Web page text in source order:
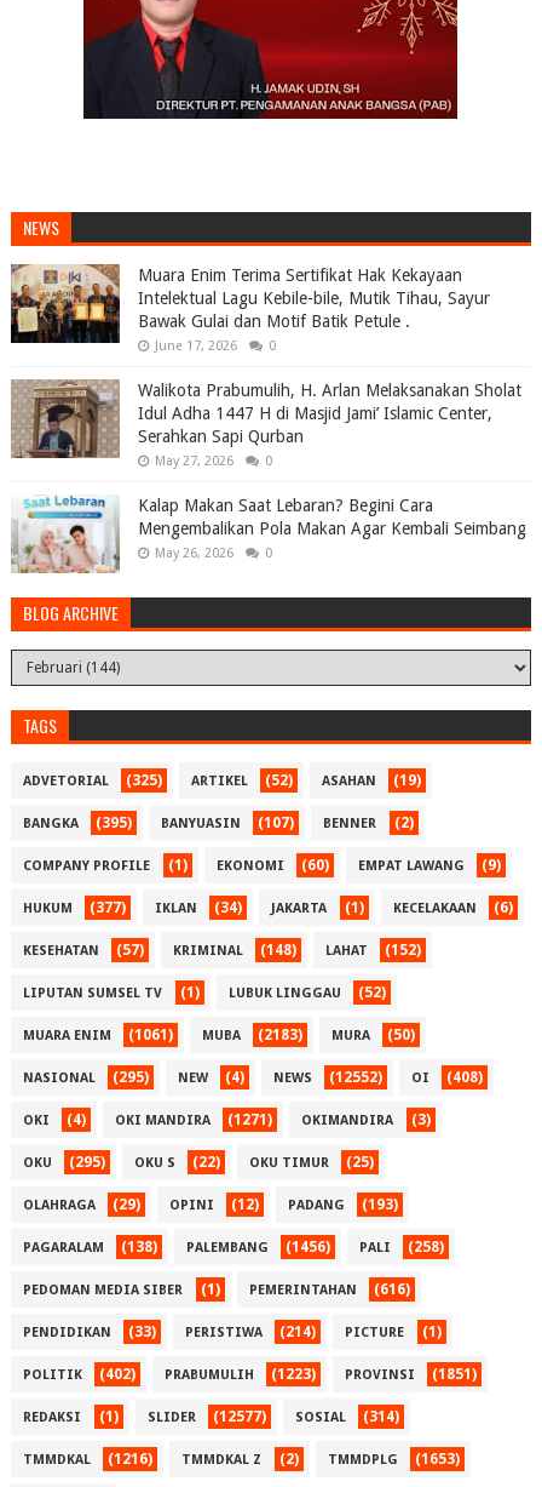
NEWS
Muara Enim Terima Sertifikat Hak Kekayaan
Intelektual Lagu Kebile-bile, Mutik Tihau, Sayur
Bawak Gulai dan Motif Batik Petule .
June 17, 2026 0
Walikota Prabumulih, H. Arlan Melaksanakan Sholat
Idul Adha 1447 H di Masjid Jami’ Islamic Center,
Serahkan Sapi Qurban
May 27, 2026 0
Kalap Makan Saat Lebaran? Begini Cara
Mengembalikan Pola Makan Agar Kembali Seimbang
May 26, 2026 0
BLOG ARCHIVE
TAGS
ADVETORIAL (325) ARTIKEL (52) ASAHAN (19)
BANGKA (395) BANYUASIN (107) BENNER (2)
COMPANY PROFILE (1) EKONOMI (60) EMPAT LAWANG (9)
HUKUM (377) IKLAN (34) JAKARTA (1) KECELAKAAN (6)
KESEHATAN (57) KRIMINAL (148) LAHAT (152)
LIPUTAN SUMSEL TV (1) LUBUK LINGGAU (52)
MUARA ENIM (1061) MUBA (2183) MURA (50)
NASIONAL (295) NEW (4) NEWS (12552) OI (408)
OKI (4) OKI MANDIRA (1271) OKIMANDIRA (3)
OKU (295) OKU S (22) OKU TIMUR (25)
OLAHRAGA (29) OPINI (12) PADANG (193)
PAGARALAM (138) PALEMBANG (1456) PALI (258)
PEDOMAN MEDIA SIBER (1) PEMERINTAHAN (616)
PENDIDIKAN (33) PERISTIWA (214) PICTURE (1)
POLITIK (402) PRABUMULIH (1223) PROVINSI (1851)
REDAKSI (1) SLIDER (12577) SOSIAL (314)
TMMDKAL (1216) TMMDKAL Z (2) TMMDPLG (1653)